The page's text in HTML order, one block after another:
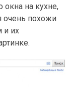
окна на кухне,
очень похожи
и их